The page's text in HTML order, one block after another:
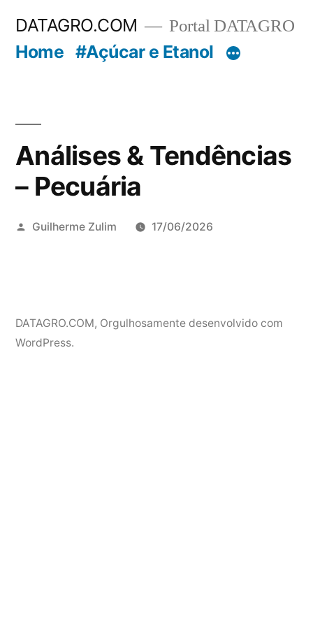
DATAGRO.COM Portal DATAGRO
Home #Açúcar e Etanol
Análises & Tendências
– Pecuária
Publicado
Guilherme Zulim 17/06/2026
DATAGRO.COM, Orgulhosamente desenvolvido com
WordPress.